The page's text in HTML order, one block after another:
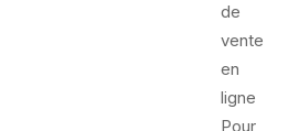
de
vente
en
ligne
Pour